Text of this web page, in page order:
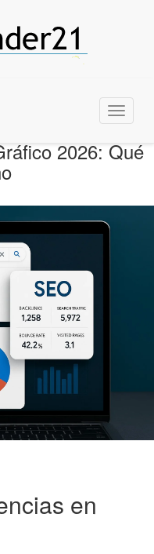
Menu
2026: Qué
en